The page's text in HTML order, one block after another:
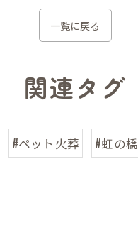
一覧に戻る
関連タグ
#ペット火葬 #虹の橋